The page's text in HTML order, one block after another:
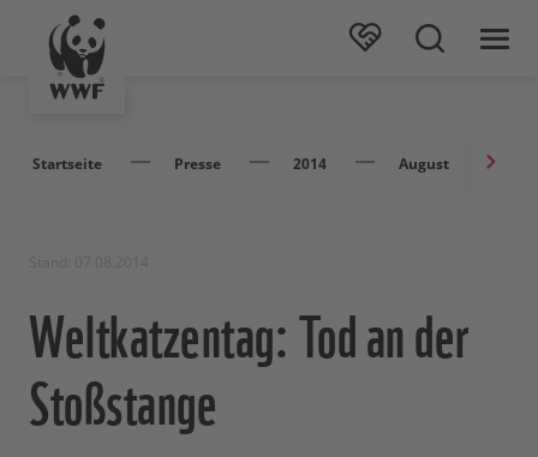
Startseite Presse 2014 August
Weltkatzentag: Tod an der
Stoßstange